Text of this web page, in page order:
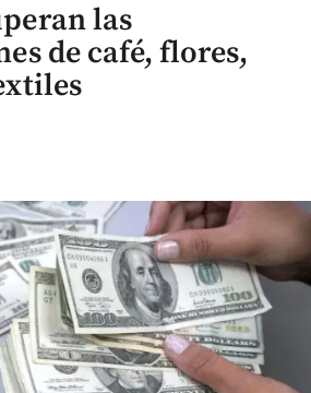
las
de café, flores,